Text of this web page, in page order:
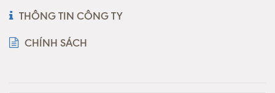
THÔNG TIN CÔNG TY
CHÍNH SÁCH